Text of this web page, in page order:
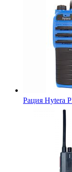
Рация Hytera